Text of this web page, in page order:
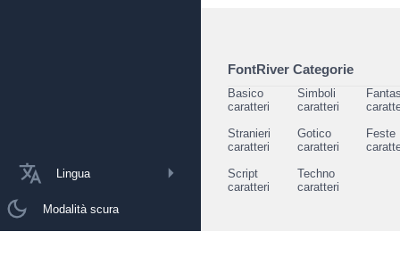
Lingua
Modalità scura
FontRiver Categorie
Basico
caratteri
Simboli
caratteri
Stranieri
caratteri
Gotico
caratteri
Feste
Script
caratteri
Techno
caratteri